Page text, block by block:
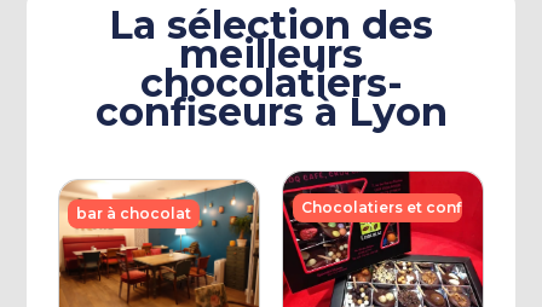
La sélection des
meilleurs
chocolatiers-
confiseurs à Lyon
bar à chocolat Chocolatiers et confiseurs